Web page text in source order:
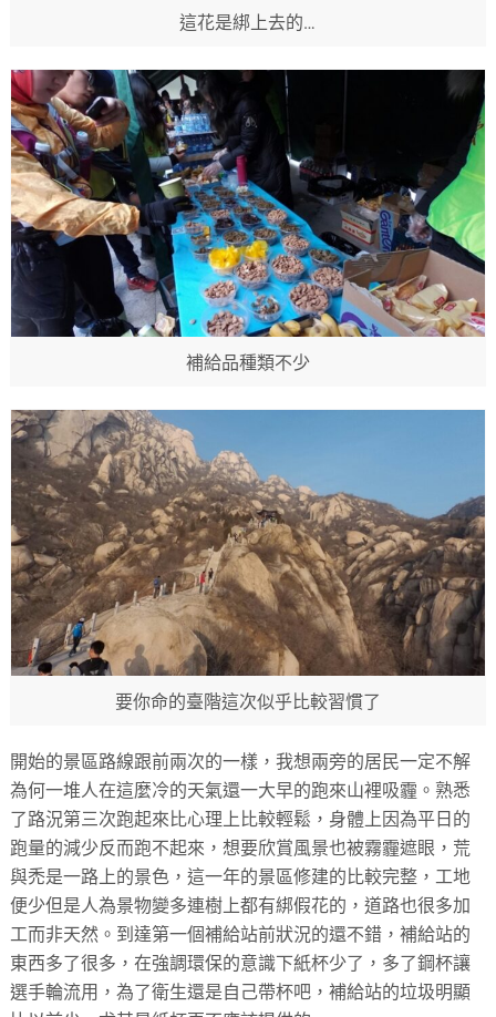
這花是綁上去的…
補給品種類不少
要你命的臺階這次似乎比較習慣了
開始的景區路線跟前兩次的一樣，我想兩旁的居民一定不解
為何一堆人在這麼冷的天氣還一大早的跑來山裡吸霾。熟悉
了路況第三次跑起來比心理上比較輕鬆，身體上因為平日的
跑量的減少反而跑不起來，想要欣賞風景也被霧霾遮眼，荒
與禿是一路上的景色，這一年的景區修建的比較完整，工地
便少但是人為景物變多連樹上都有綁假花的，道路也很多加
工而非天然。到達第一個補給站前狀況的還不錯，補給站的
東西多了很多，在強調環保的意識下紙杯少了，多了鋼杯讓
選手輪流用，為了衛生還是自己帶杯吧，補給站的垃圾明顯